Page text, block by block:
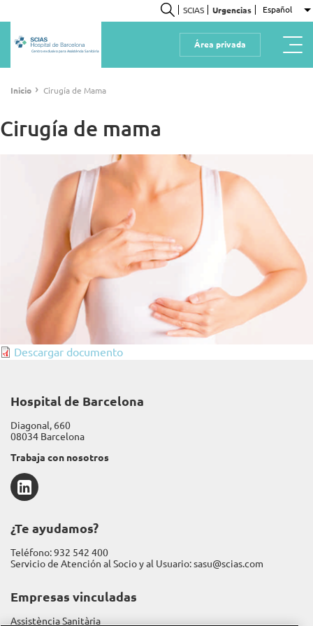
al
contenido
principal
Buscar
SCIAS Urgencias Español
Centro exclusivo para Assistència Sanitària
Área privada
Ruta
navegación
Inicio › Cirugía de Mama
Cirugía de mama
Descargar documento
Hospital de Barcelona
Diagonal, 660
08034 Barcelona
Trabaja con nosotros
¿Te ayudamos?
Teléfono:932 542 400
Servicio de Atención al Socio y al Usuario:sasu@scias.com
Empresas vinculadas
Assistència Sanitària